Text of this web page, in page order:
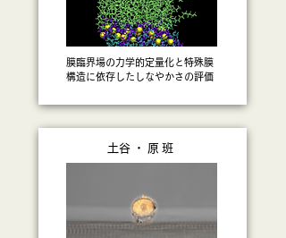
膜臨界場の力学的定量化と特殊膜
構造に依存したしなやかさの評価
​土谷・原班